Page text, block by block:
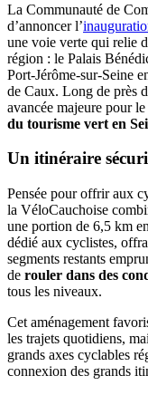
La Communauté de
d’annoncer l’
une voie verte qui relie
région : le Palais
Port-Jérôme-sur-Seine
de Caux. Long de près
avancée majeure pour le
du tourisme vert en
Un itinéraire
Pensée pour offrir aux
la VéloCauchoise
une portion de 6,5 km
dédié aux cyclistes,
segments restants
de rouler dans des
tous les niveaux.
Cet aménagement
les trajets quotidiens,
grands axes cyclables
connexion des grands